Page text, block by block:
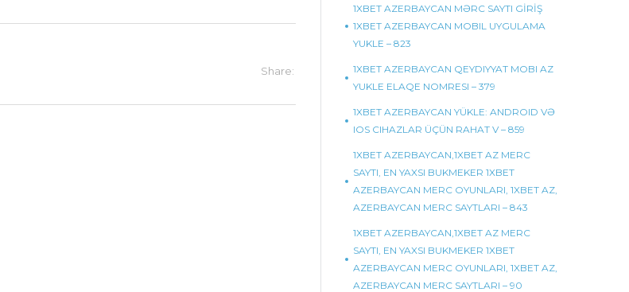
Share:
1XBET AZERBAYCAN MƏRC SAYTI GİRİŞ
1XBET AZERBAYCAN MOBIL UYGULAMA
YUKLE – 823
1XBET AZERBAYCAN QEYDIYYAT MOBI AZ
YUKLE ELAQE NOMRESI – 379
1XBET AZERBAYCAN YÜKLE: ANDROID VƏ
IOS CIHAZLAR ÜÇÜN RAHAT V – 859
1XBET AZERBAYCAN,1XBET AZ MERC
SAYTI, EN YAXSI BUKMEKER 1XBET
AZERBAYCAN MERC OYUNLARI, 1XBET AZ,
AZERBAYCAN MERC SAYTLARI – 843
1XBET AZERBAYCAN,1XBET AZ MERC
SAYTI, EN YAXSI BUKMEKER 1XBET
AZERBAYCAN MERC OYUNLARI, 1XBET AZ,
AZERBAYCAN MERC SAYTLARI – 90